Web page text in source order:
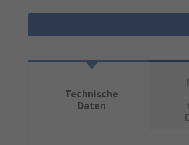
Technische
Daten